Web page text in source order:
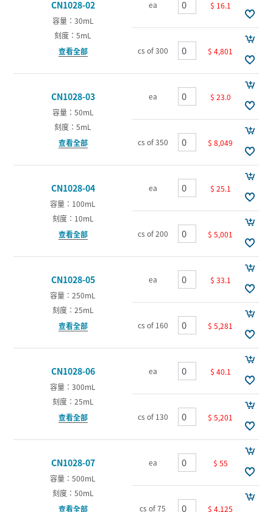
CN1028-02
容量：30mL
刻度：5mL
查看全部
ea $ 16.1
cs of 300 $ 4,801
CN1028-03
容量：50mL
刻度：5mL
查看全部
ea $ 23.0
cs of 350 $ 8,049
CN1028-04
容量：100mL
刻度：10mL
查看全部
ea $ 25.1
cs of 200 $ 5,001
CN1028-05
容量：250mL
刻度：25mL
查看全部
ea $ 33.1
cs of 160 $ 5,281
CN1028-06
容量：300mL
刻度：25mL
查看全部
ea $ 40.1
cs of 130 $ 5,201
CN1028-07
容量：500mL
刻度：50mL
查看全部
ea $ 55
cs of 75 $ 4,125